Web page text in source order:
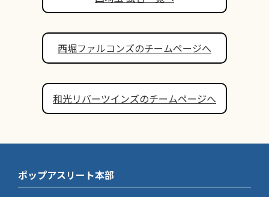
西堀ファルコンズのチームページへ
和光リバーツインズのチームページへ
ポップアスリート本部